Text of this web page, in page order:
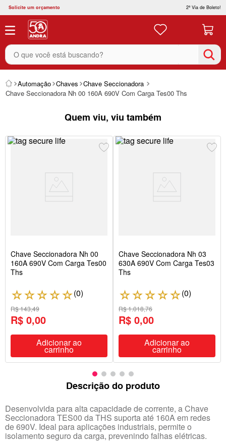
Solicite um orçamento 2ª Via de Boleto!
O que você está buscando?
Automação Chaves Chave Seccionadora
Chave Seccionadora Nh 00 160A 690V Com Carga Tes00 Ths
Quem viu, viu também
Chave Seccionadora Nh 00
160A 690V Com Carga Tes00
Ths
☆☆☆☆☆(0)
R$ 143,49
R$ 0,00
Adicionar ao
carrinho
Chave Seccionadora Nh 03
630A 690V Com Carga Tes03
Ths
☆☆☆☆☆(0)
R$ 1.018,76
R$ 0,00
Adicionar ao
carrinho
Descrição do produto
Desenvolvida para alta capacidade de corrente, a Chave
Seccionadora TES00 da THS suporta até 160A em redes
de 690V. Ideal para aplicações industriais, permite o
isolamento seguro da carga, prevenindo falhas elétricas.